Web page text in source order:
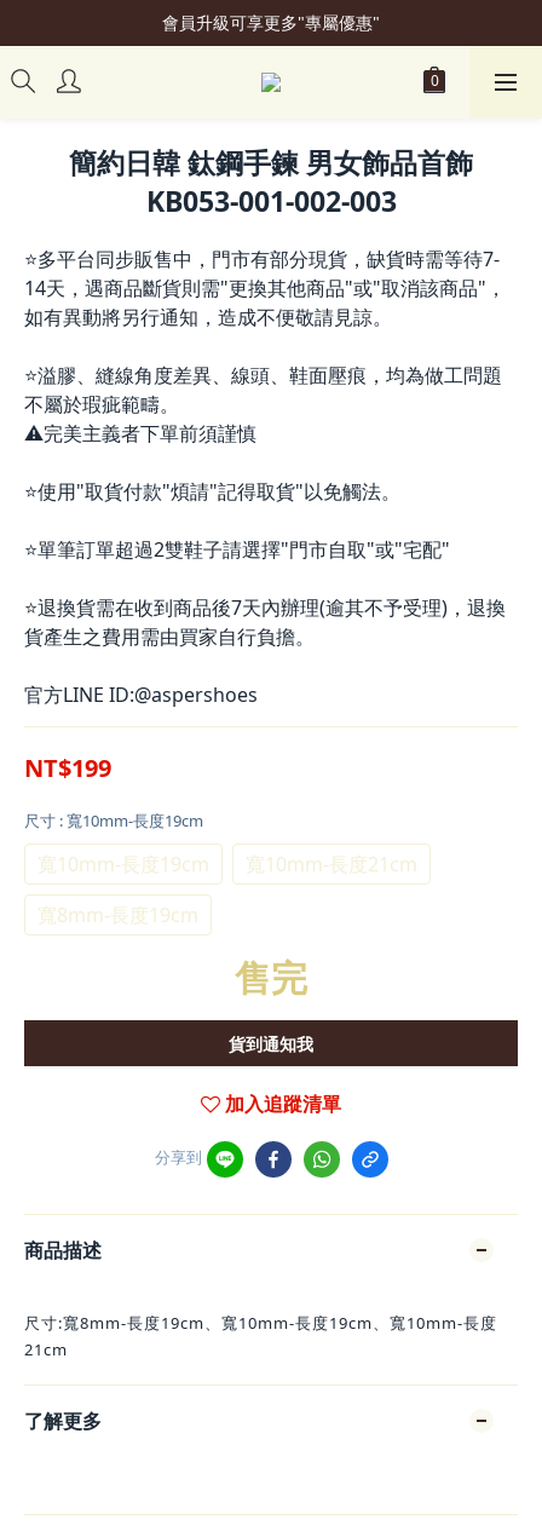
加入會員立即贈50元購物金
會員升級可享更多"專屬優惠"
加入會員立即贈50元購物金
簡約日韓 鈦鋼手鍊 男女飾品首飾
KB053-001-002-003
⭐多平台同步販售中，門市有部分現貨，缺貨時需等待7-
14天，遇商品斷貨則需"更換其他商品"或"取消該商品"，
如有異動將另行通知，造成不便敬請見諒。
⭐溢膠、縫線角度差異、線頭、鞋面壓痕，均為做工問題
不屬於瑕疵範疇。
⚠️完美主義者下單前須謹慎
⭐使用"取貨付款"煩請"記得取貨"以免觸法。
⭐單筆訂單超過2雙鞋子請選擇"門市自取"或"宅配"
⭐退換貨需在收到商品後7天內辦理(逾其不予受理)，退換
貨產生之費用需由買家自行負擔。
官方LINE ID:@aspershoes
NT$199
尺寸 : 寬10mm-長度19cm
寬10mm-長度19cm
寬10mm-長度21cm
寬8mm-長度19cm
售完
貨到通知我
加入追蹤清單
分享到
商品描述
尺寸:寬8mm-長度19cm、寬10mm-長度19cm、寬10mm-長度
21cm
了解更多